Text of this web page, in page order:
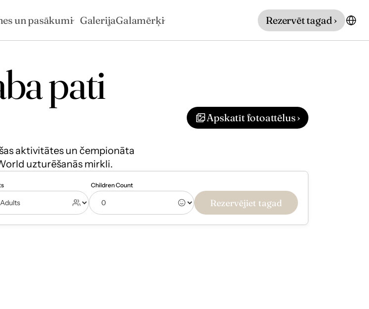
un pasākumi GalerijaGalamērķi Rezervēt tagad ›
pati
aktivitātes un čempionāta
uzturēšanās mirkli.
Apskatīt fotoattēlus ›
Children Count
Rezervējiet tagad